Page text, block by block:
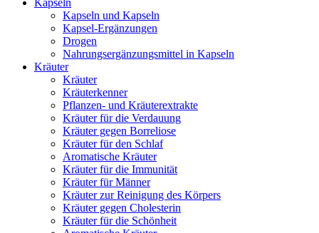
Kapseln
Kapseln und Kapseln
Kapsel-Ergänzungen
Drogen
Nahrungsergänzungsmittel in Kapseln
Kräuter
Kräuter
Kräuterkenner
Pflanzen- und Kräuterextrakte
Kräuter für die Verdauung
Kräuter gegen Borreliose
Kräuter für den Schlaf
Aromatische Kräuter
Kräuter für die Immunität
Kräuter für Männer
Kräuter zur Reinigung des Körpers
Kräuter gegen Cholesterin
Kräuter für die Schönheit